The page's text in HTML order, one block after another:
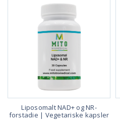
Liposomalt NAD+ og NR-
forstadie | Vegetariske kapsler